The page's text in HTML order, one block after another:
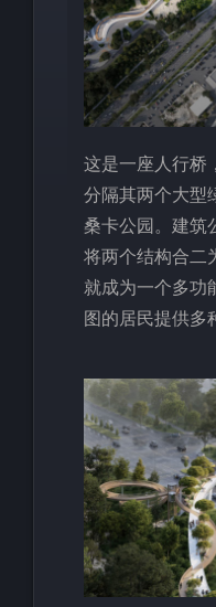
这是一座人行桥
分隔其两个大型
桑卡公园。建筑
将两个结构合二
就成为一个多功
图的居民提供多